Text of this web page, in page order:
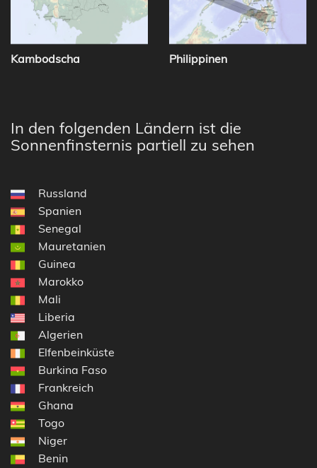
Kambodscha Philippinen
In den folgenden Ländern ist die
Sonnenfinsternis partiell zu sehen
Russland
Spanien
Senegal
Mauretanien
Guinea
Marokko
Mali
Liberia
Algerien
Elfenbeinküste
Burkina Faso
Frankreich
Ghana
Togo
Niger
Benin